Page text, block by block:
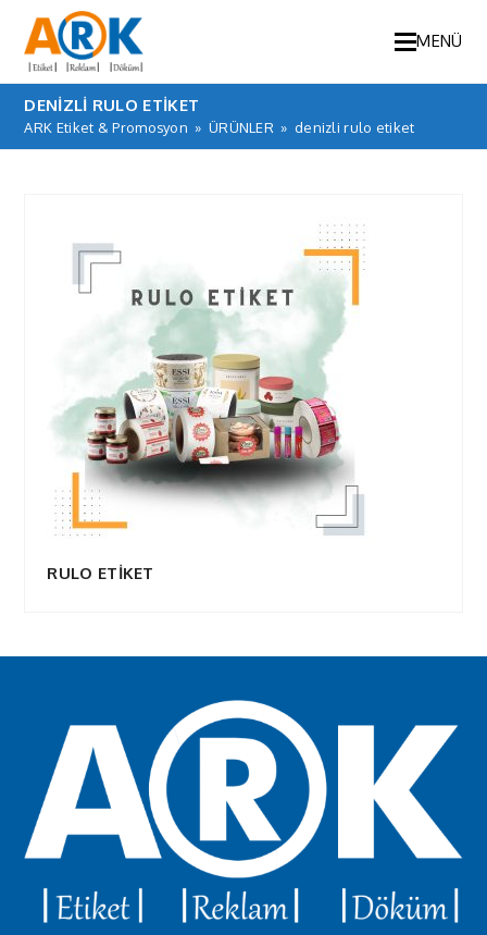
MENÜ
DENIZLI RULO ETIKET
ARK Etiket & Promosyon » ÜRÜNLER » denizli rulo etiket
RULO ETİKET